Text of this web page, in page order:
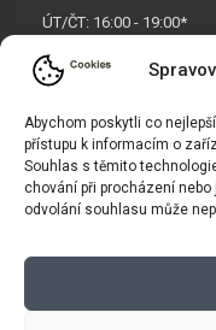
Abychom poskytli co
přístupu k informacím o
Souhlas s těmito
chování při procházení
odvolání souhlasu může
ÚT/ČT: 16:00 - 19:00*
Sobota: 9:00 - 17:00*
Neděle:
* Říjen, listopad a
OTEVŘENO POUZE